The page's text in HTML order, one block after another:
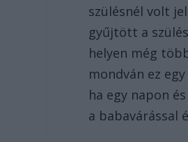
szülésnél volt
gyűjtött a
helyen még
mondván ez
ha egy napon
a babavárással